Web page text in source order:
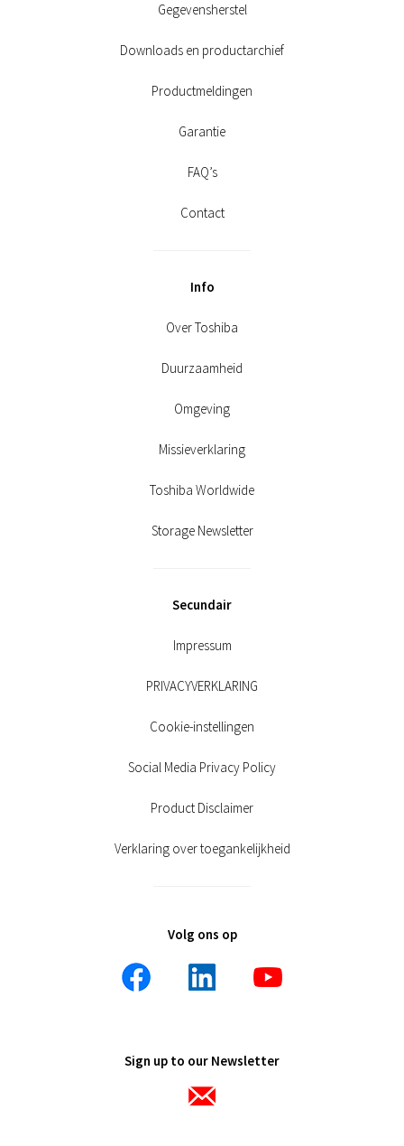
Gegevensherstel
Downloads en productarchief
Productmeldingen
Garantie
FAQ’s
Contact
Info
Over Toshiba
Duurzaamheid
Omgeving
Missieverklaring
Toshiba Worldwide
Storage Newsletter
Secundair
Impressum
PRIVACYVERKLARING
Cookie-instellingen
Social Media Privacy Policy
Product Disclaimer
Verklaring over toegankelijkheid
Volg ons op
Sign up to our Newsletter